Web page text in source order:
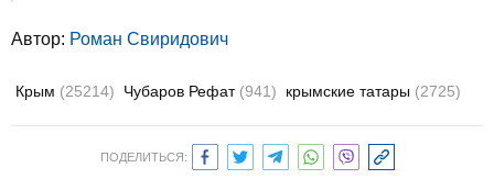
Автор: Роман Свиридович
Крым (25214) Чубаров Рефат (941) крымские татары (2725)
ПОДЕЛИТЬСЯ: